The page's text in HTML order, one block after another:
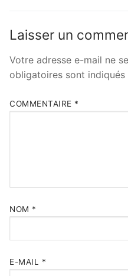
Laisser un
Votre adresse e-mail ne
obligatoires sont indiqués
COMMENTAIRE *
NOM *
E-MAIL *